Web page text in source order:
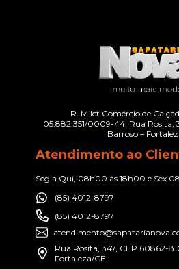
R. Milet Comércio de
05.882.351/0009-44. Rua Rosita,
Barroso –
Atendimento ao
Seg a Qui, 08h00 às 18h00 e Sex
(85) 4012-8797
(85) 4012-8797
Rua Rosita, 347, CEP 60862-
Fortaleza/CE.